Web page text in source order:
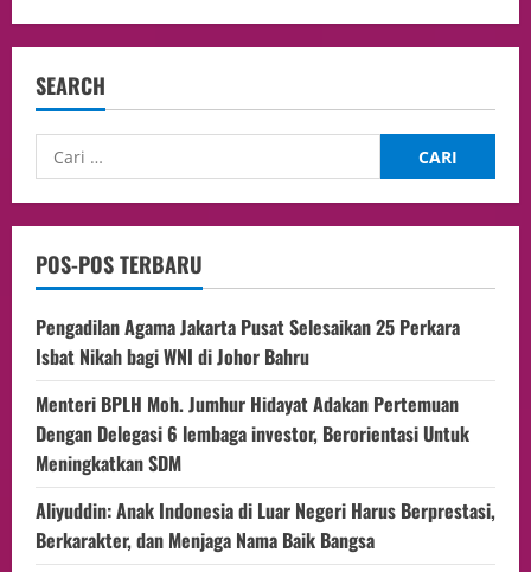
SEARCH
POS-POS TERBARU
Pengadilan Agama Jakarta Pusat Selesaikan 25 Perkara
Isbat Nikah bagi WNI di Johor Bahru
Menteri BPLH Moh. Jumhur Hidayat Adakan Pertemuan
Dengan Delegasi 6 lembaga investor, Berorientasi Untuk
Meningkatkan SDM
Aliyuddin: Anak Indonesia di Luar Negeri Harus Berprestasi,
Berkarakter, dan Menjaga Nama Baik Bangsa